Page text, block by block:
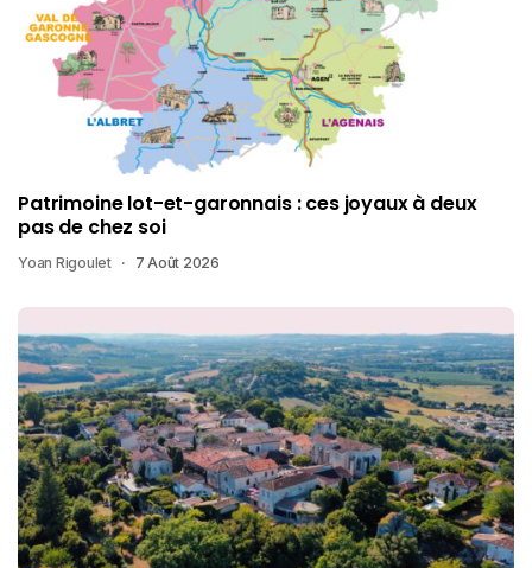
Patrimoine lot-et-garonnais : ces joyaux à deux
pas de chez soi
Yoan Rigoulet 7 Août 2026